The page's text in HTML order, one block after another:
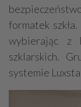
formatek
wybierając z
szklarskich.
systemie